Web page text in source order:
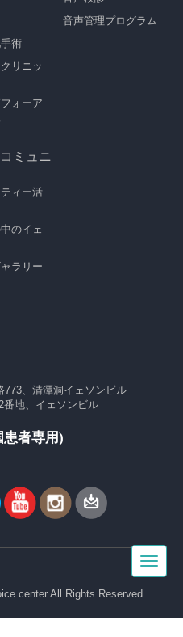
術
リニッ
ォーア
音声管理プログラム
ミュニ
ィー活
のイェ
ラリー
、清潭洞イェソンビル
地、イェソンビル
患者専用)
center All Rights Reserved.
Toggle